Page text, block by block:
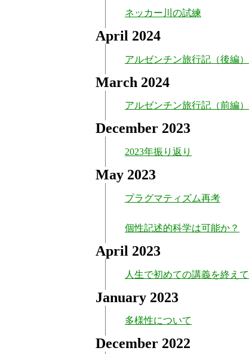
ネッカー川の試練
April 2024
アルゼンチン旅行記（後編）
March 2024
アルゼンチン旅行記（前編）
December 2023
2023年振り返り
May 2023
プラグマティズム再考
個性記述的科学は可能か？
April 2023
人生で初めての講義を終えて
January 2023
多様性について
December 2022